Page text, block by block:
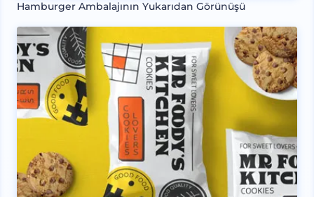
Hamburger Ambalajının Yukarıdan Görünüşü